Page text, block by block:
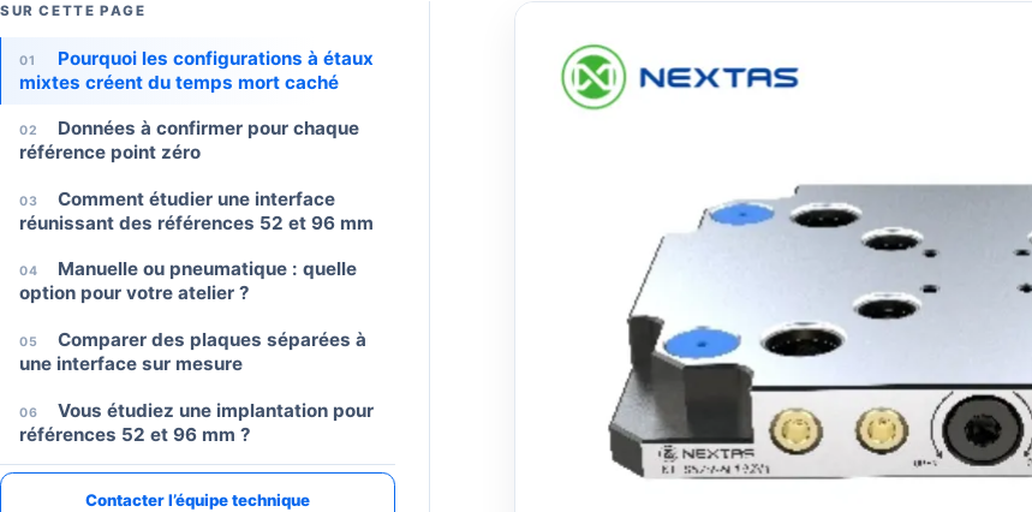
SUR CETTE PAGE
01
Pourquoi les configurations à étaux
mixtes créent du temps mort caché
02
Données à confirmer pour chaque
référence point zéro
03
Comment étudier une interface
réunissant des références 52 et 96 mm
04
Manuelle ou pneumatique : quelle
option pour votre atelier ?
05
Comparer des plaques séparées à
une interface sur mesure
06
Vous étudiez une implantation pour
références 52 et 96 mm ?
ASSISTANCE PROJET
Parlons de votre projet de bridage ou d’automatisation
Indiquez le type de machine, le matériau de la pièce et votre objectif de changement de série.
Contacter l’équipe technique